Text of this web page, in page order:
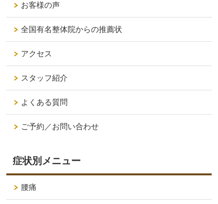
お客様の声
全国有名整体院からの推薦状
アクセス
スタッフ紹介
よくある質問
ご予約／お問い合わせ
症状別メニュー
腰痛